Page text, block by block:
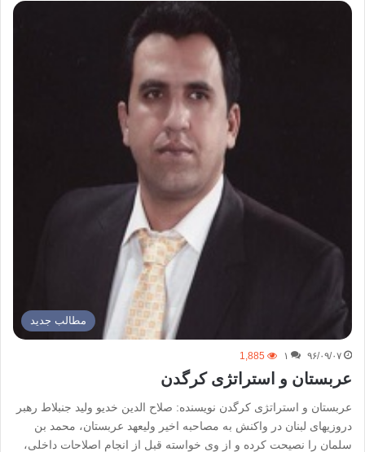
مطالب جدید
۹۶/۰۹/۰۷ ۱ 1,885
عربستان و استراتژی کرگدن
عربستان و استراتژی کرگدن نویسنده: صلاح الدین خدیو ولید جنبلاط رهبر
دروزیهای لبنان در واکنش به مصاحبه اخیر ولیعهد عربستان، محمد بن
سلمان را نصیحت کرده و از وی خواسته قبل از انجام اصلاحات داخلی،